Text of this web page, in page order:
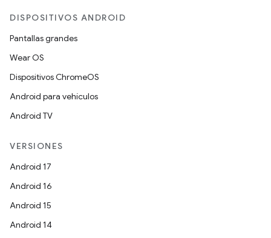
DISPOSITIVOS ANDROID
Pantallas grandes
Wear OS
Dispositivos ChromeOS
Android para vehículos
Android TV
VERSIONES
Android 17
Android 16
Android 15
Android 14